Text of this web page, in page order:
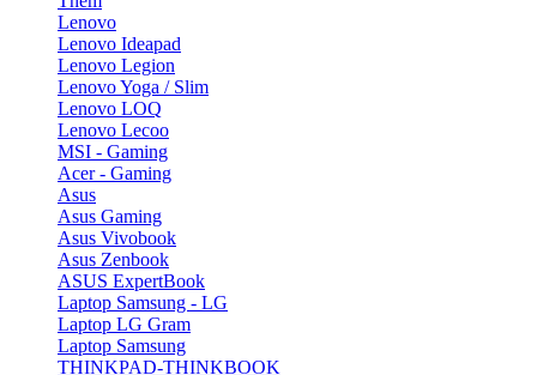
Lenovo
Lenovo Ideapad
Lenovo Legion
Lenovo Yoga / Slim
Lenovo LOQ
Lenovo Lecoo
MSI - Gaming
Acer - Gaming
Asus
Asus Gaming
Asus Vivobook
Asus Zenbook
ASUS ExpertBook
Laptop Samsung - LG
Laptop LG Gram
Laptop Samsung
THINKPAD-THINKBOOK